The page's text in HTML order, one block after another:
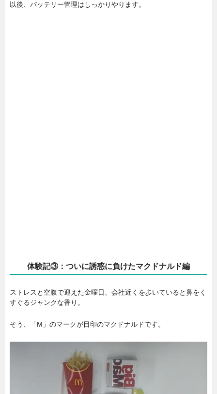
以後、バッテリー管理はしっかりやります。
体験記③：ついに誘惑に負けたマクドナルド編
ストレスと空腹で迎えた金曜日、会社近くを歩いていると鼻をく
すぐるジャンクな香り。
そう、「M」のマークが目印のマクドナルドです。